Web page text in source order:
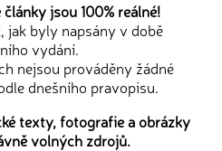
jsou 100% reálné!
jak byly napsány v době
vydání.
nejsou prováděny žádné
dnešního pravopisu.
texty, fotografie a obrázky
volných zdrojů.